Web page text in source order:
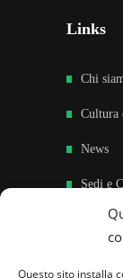
Questo sito installa
Links
Chi
Cultura
News
Sedi e
Sostieni